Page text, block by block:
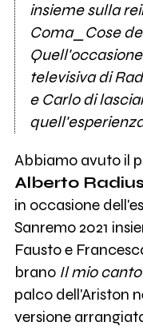
insieme sulla
Coma_Cose
televisiva di
e Carlo di
Abbiamo avuto il
Alberto Radius
in occasione
Sanremo 2021
Fausto e
brano Il mio
palco dell'Ariston
versione